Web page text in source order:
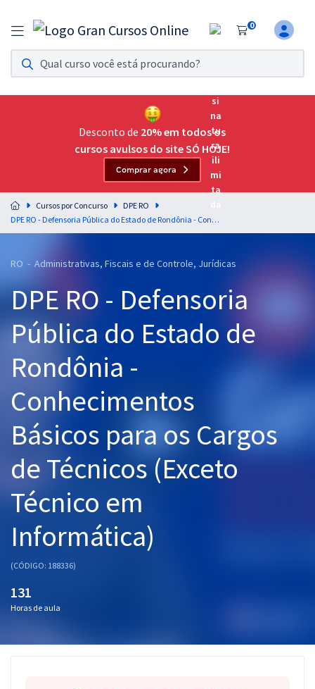
0
Assinatura Ilimitada 11
Acesso a todos os cursos. Teste grátis por 7 dias!
Assinatura OAB Até Passar
Acesso ilimitado a toda preparação para o Exame da
Residências Multiprofissionais
Preparação completa e intensiva para as principais
residências em saúde do Brasil
Cursos 20% OFF
Pós
Graduação
OAB
Mentorias
Questões grátis
Conteúdo gratuito
Aprovados
Desconto de 20% em todos os
cursos avulsos do site SÓ HOJE!
Comprar agora
Cursos por Concurso
DPE RO
DPE RO - Defensoria Pública do Estado de Rondônia - Conhecimentos Básicos para os Cargos de Técnicos (Exceto Técnico em Informática)
RO - Administrativas, Fiscais e de Controle, Jurídicas
DPE RO - Defensoria
Pública do Estado de
Rondônia -
Conhecimentos
Básicos para os Cargos
de Técnicos (Exceto
Técnico em
Informática)
(CÓDIGO: 188336)
131
Horas de aula